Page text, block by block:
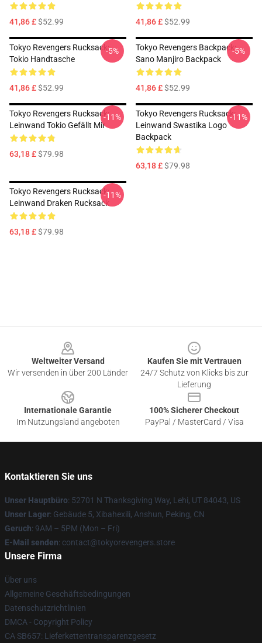
41,86 £$52.99 41,86 £$52.99
Tokyo Revengers Rucksack:
Tokio Handtasche
41,86 £$52.99
-5%
Tokyo Revengers Backpack:
Sano Manjiro Backpack
41,86 £$52.99
-5%
Tokyo Revengers Rucksack:
Leinwand Tokio Gefällt Mir
63,18 £$79.98
-11%
Tokyo Revengers Rucksack:
Leinwand Swastika Logo
Backpack
63,18 £$79.98
-11%
Tokyo Revengers Rucksack:
Leinwand Draken Rucksack
63,18 £$79.98
-11%
Weltweiter Versand
Wir versenden in über 200 Länder
Kaufen Sie mit Vertrauen
24/7 Schutz von Klicks bis zur
Lieferung
Internationale Garantie
Im Nutzungsland angeboten
100% Sicherer Checkout
PayPal / MasterCard / Visa
Kontaktieren Sie uns
Unser Hauptbüro: 52701 N Thanksgiving Way, Lehi, UT 84043, US
Unser Lager: Gebäude 5, Xibahexili, Anshun, Peking, CN
Geruch: 9AM – 5PM (Mon – Fri)
E-Mail senden: contact@tokyorevengers.store
Unsere Firma
Über uns
Allgemeine Geschäftsbedingungen
Datenschutzrichtlinien
DMCA - Copyright Policy
CA SB657: Lieferkettentransparenzgesetz